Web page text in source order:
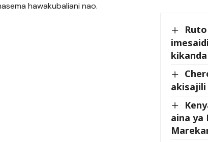
hawakubaliani nao.
kikanda
aina ya